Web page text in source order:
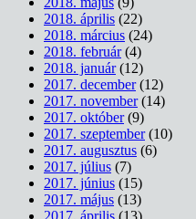
2018. április (22)
2018. március (24)
2018. február(4)
2018. január(12)
2017. december(12)
2017. november(14)
2017. október(9)
2017. szeptember(10)
2017. augusztus (6)
2017. július (7)
2017. június (15)
2017. május (13)
2017. április (13)